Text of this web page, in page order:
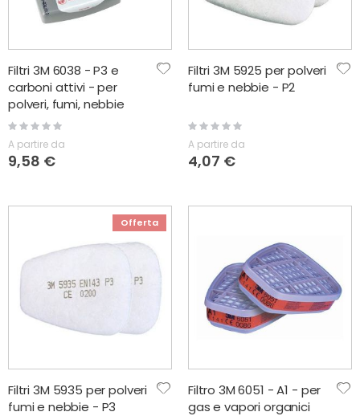
Filtri 3M 6038 - P3 e
carboni attivi - per
polveri, fumi, nebbie
Rating:
0%
A partire da
9,58 €
Filtri 3M 5925 per polveri
fumi e nebbie - P2
Rating:
0%
A partire da
4,07 €
Offerta
Filtri 3M 5935 per polveri
fumi e nebbie - P3
Filtro 3M 6051 - A1 - per
gas e vapori organici